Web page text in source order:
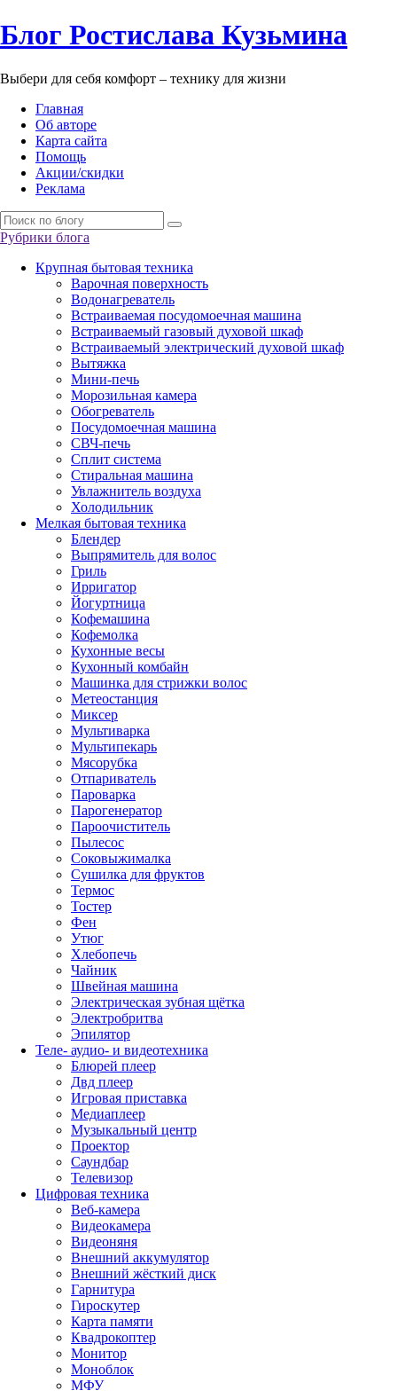
Блог Ростислава Кузьмина
Выбери для себя комфорт – технику для жизни
Главная
Об авторе
Карта сайта
Помощь
Акции/скидки
Реклама
Рубрики блога
Крупная бытовая техника
Варочная поверхность
Водонагреватель
Встраиваемая посудомоечная машина
Встраиваемый газовый духовой шкаф
Встраиваемый электрический духовой шкаф
Вытяжка
Мини-печь
Морозильная камера
Обогреватель
Посудомоечная машина
СВЧ-печь
Сплит система
Стиральная машина
Увлажнитель воздуха
Холодильник
Мелкая бытовая техника
Блендер
Выпрямитель для волос
Гриль
Ирригатор
Йогуртница
Кофемашина
Кофемолка
Кухонные весы
Кухонный комбайн
Машинка для стрижки волос
Метеостанция
Миксер
Мультиварка
Мультипекарь
Мясорубка
Отпариватель
Пароварка
Парогенератор
Пароочиститель
Пылесос
Соковыжималка
Сушилка для фруктов
Термос
Тостер
Фен
Утюг
Хлебопечь
Чайник
Швейная машина
Электрическая зубная щётка
Электробритва
Эпилятор
Теле- аудио- и видеотехника
Блюрей плеер
Двд плеер
Игровая приставка
Медиаплеер
Музыкальный центр
Проектор
Саундбар
Телевизор
Цифровая техника
Веб-камера
Видеокамера
Видеоняня
Внешний аккумулятор
Внешний жёсткий диск
Гарнитура
Гироскутер
Карта памяти
Квадрокоптер
Монитор
Моноблок
МФУ